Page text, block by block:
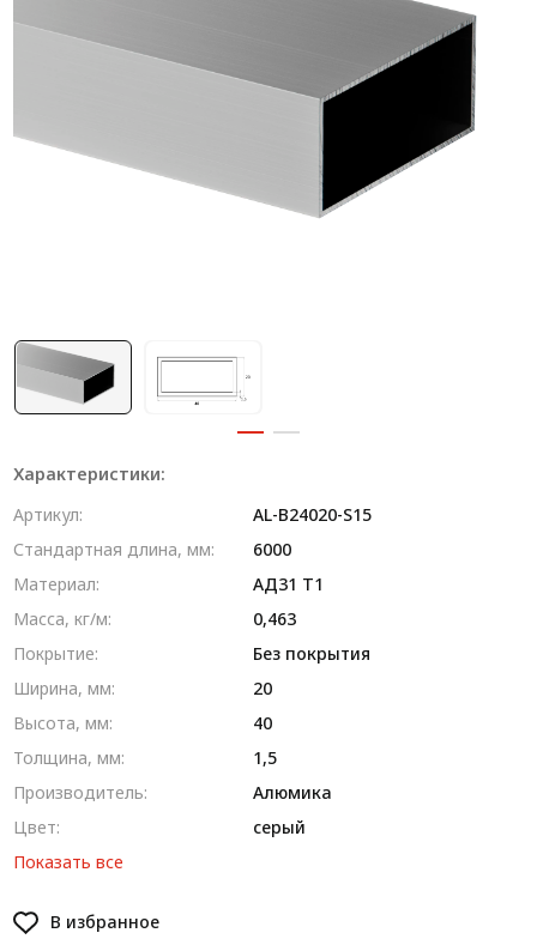
Система V-паза NEW!
Алюминиевые промышленные ограждения
Крейты и кассеты Subrack systems
Профиль строительного назначения
Метрический крепеж
Конструкции из профиля
Характеристики:
Артикул:
AL-B24020-S15
Стандартная длина, мм:
6000
Материал:
AД31 T1
Масса, кг/м:
0,463
Покрытие:
Без покрытия
Ширина, мм:
20
Высота, мм:
40
Толщина, мм:
1,5
Производитель:
Алюмика
Цвет:
серый
Показать все
В избранное